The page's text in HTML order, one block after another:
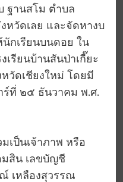
ฐานสโม ตำบล
หวัดเลย และจัดหางบ
กเรียนบนดอย ใน
เรียนบ้านสันป่าเกี๊ยะ
วัดเชียงใหม่ โดยมี
ร์ที่ ๒๕ ธันวาคม พ.ศ.
เป็นเจ้าภาพ หรือ
สิน เลขบัญชี
เหลืองสุวรรณ